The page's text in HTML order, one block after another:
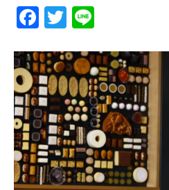
F
a
c
e
b
o
o
k
T
w
itt
er
e